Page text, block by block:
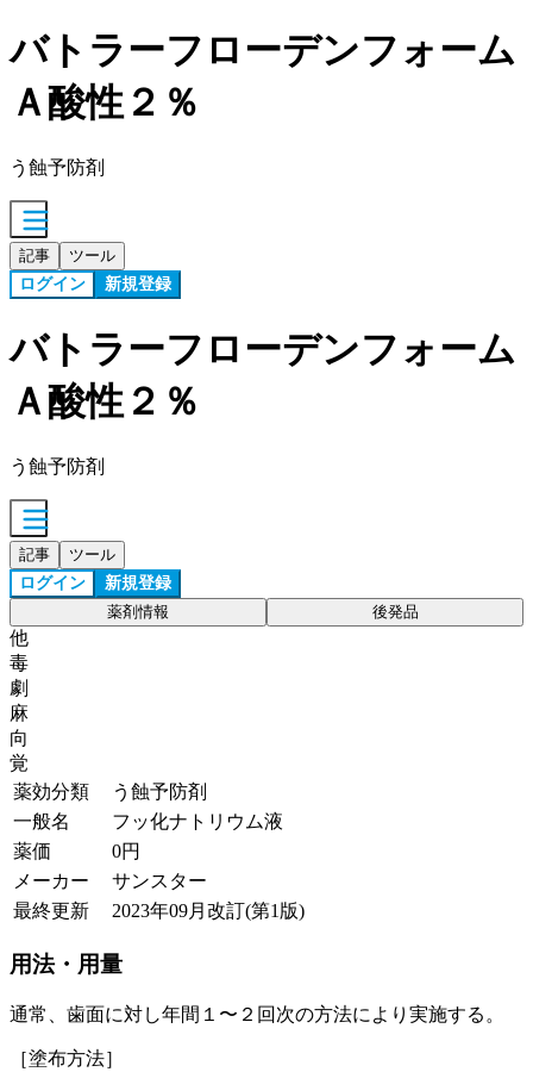
バトラーフローデンフォーム
Ａ酸性２％
う蝕予防剤
記事 ツール
ログイン 新規登録
バトラーフローデンフォーム
Ａ酸性２％
う蝕予防剤
記事 ツール
ログイン 新規登録
薬剤情報 後発品
他
毒
劇
麻
向
覚
薬効分類
う蝕予防剤
一般名
フッ化ナトリウム液
薬価
0円
メーカー
サンスター
最終更新
2023年09月改訂(第1版)
用法・用量
通常、歯面に対し年間１〜２回次の方法により実施する。
［塗布方法］